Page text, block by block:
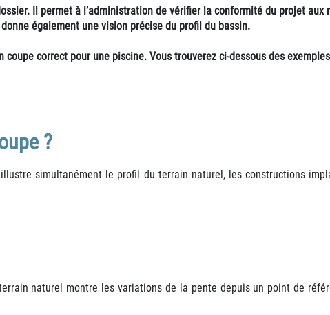
Il permet à l’administration de vérifier la conformité du projet aux
également une vision précise du profil du bassin.
correct pour une piscine. Vous trouverez ci-dessous des
?
simultanément le profil du terrain naturel , les constructions
naturel montre les variations de la pente depuis un point de